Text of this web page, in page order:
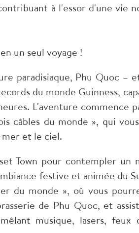
à l'essor d'une vie
un seul voyage !
paradisiaque, Phu Quoc –
du monde Guinness,
L'aventure commence
câbles du monde », qui
et le ciel.
Town pour contempler un
festive et animée du
du monde », où vous
de Phu Quoc, et
musique, lasers, feux